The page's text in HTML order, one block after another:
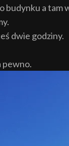
budynku a
dwie godziny.
pewno.